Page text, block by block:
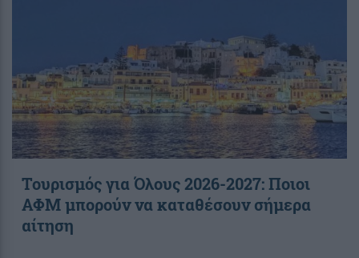
Τουρισμός για Όλους 2026-2027: Ποιοι
ΑΦΜ μπορούν να καταθέσουν σήμερα
αίτηση